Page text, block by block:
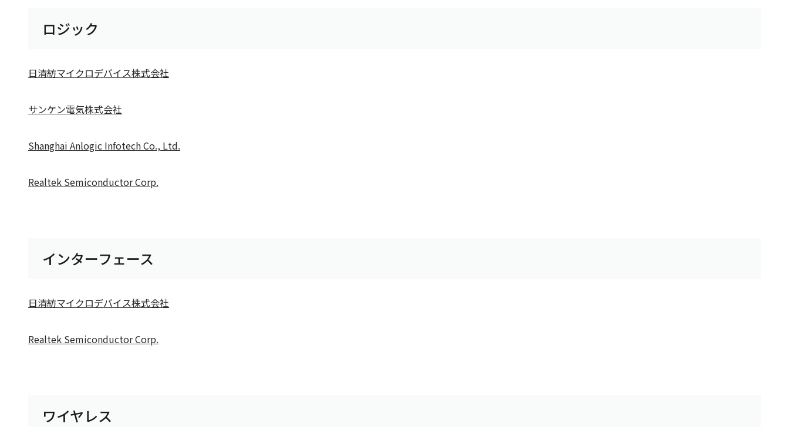
ロジック
日清紡マイクロデバイス株式会社
サンケン電気株式会社
Shanghai Anlogic Infotech Co., Ltd.
Realtek Semiconductor Corp.
インターフェース
日清紡マイクロデバイス株式会社
Realtek Semiconductor Corp.
ワイヤレス